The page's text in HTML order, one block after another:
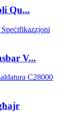
Qu...
V...